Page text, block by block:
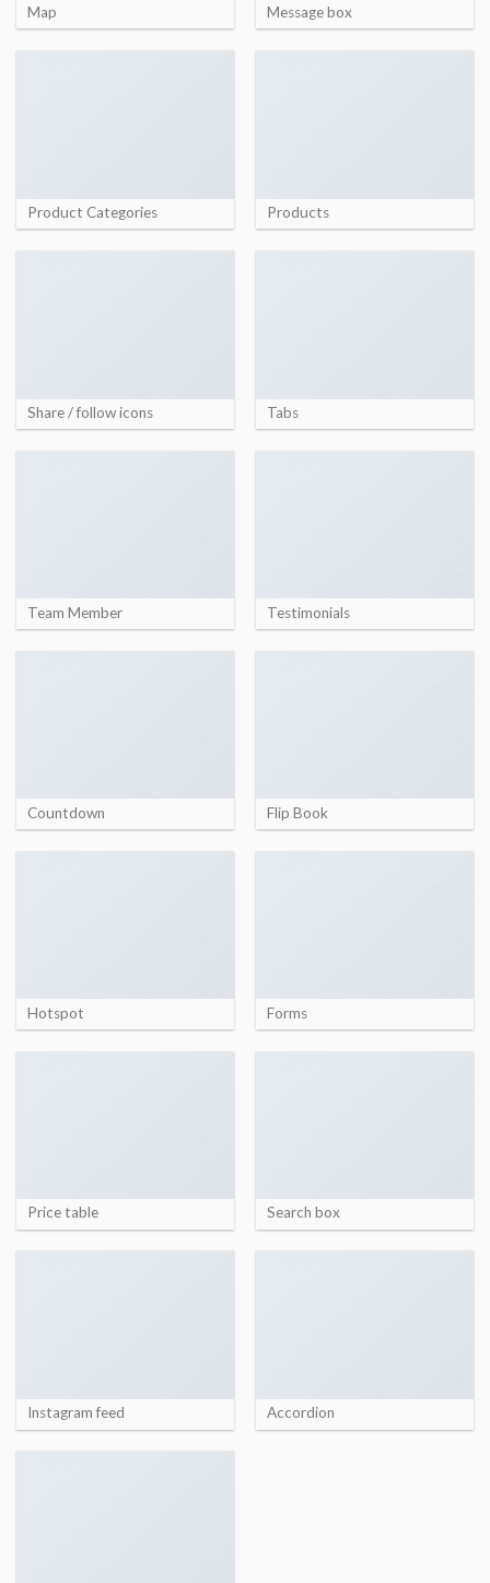
Map Message box
Product Categories Products
Share / follow icons Tabs
Team Member Testimonials
Countdown Flip Book
Hotspot Forms
Price table Search box
Instagram feed Accordion